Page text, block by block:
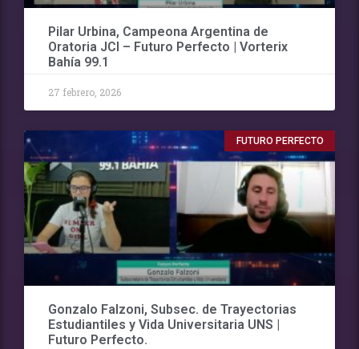
Pilar Urbina, Campeona Argentina de
Oratoria JCI – Futuro Perfecto | Vorterix
Bahía 99.1
27 febrero, 2026
FUTURO PERFECTO
Gonzalo Falzoni, Subsec. de Trayectorias
Estudiantiles y Vida Universitaria UNS |
Futuro Perfecto.